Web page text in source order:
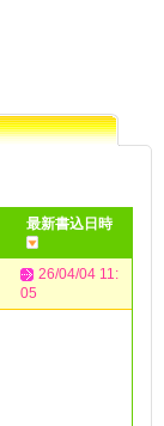
最新書込日時
26/04/04 11:
05